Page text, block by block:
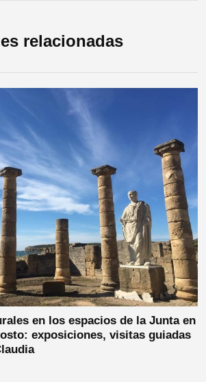
relacionadas
en los espacios de la Junta en
exposiciones, visitas guiadas